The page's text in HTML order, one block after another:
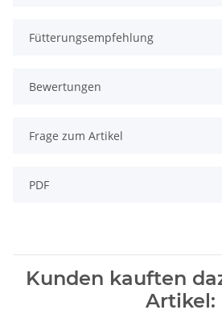
Fütterungsempfehlung
Bewertungen
Frage zum Artikel
PDF
Kunden kauften
Artikel: